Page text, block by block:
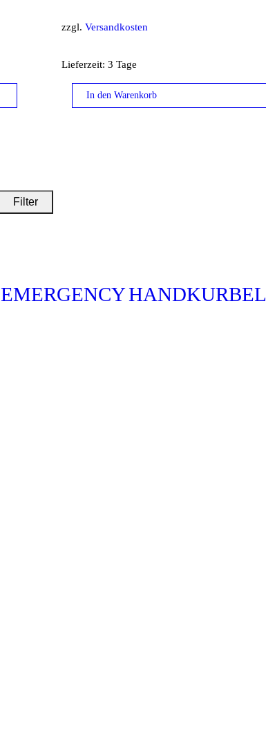
zzgl. Versandkosten
Lieferzeit: 3 Tage
In den Warenkorb
Filter
EMERGENCYHANDKURBEL